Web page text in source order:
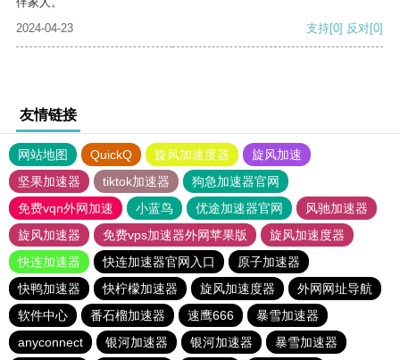
2024-04-23
支持[0] 反对[0]
友情链接
网站地图 QuickQ 旋风加速度器
旋风加速
坚果加速器
tiktok加速器
狗急加速器官网
免费vqn外网加速
小蓝鸟 优途加速器官网
风驰加速器
旋风加速器
免费vps加速器外网苹果版
旋风加速度器
快连加速器
快连加速器官网入口
原子加速器
快鸭加速器
快柠檬加速器 旋风加速度器
外网网址导航
软件中心
番石榴加速器 速鹰666
暴雪加速器
anyconnect
银河加速器 银河加速器 暴雪加速器